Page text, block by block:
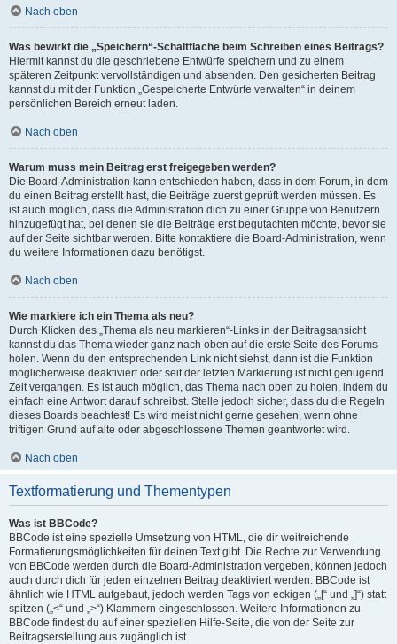
Nach oben
Was bewirkt die „Speichern“-Schaltfläche beim Schreiben eines Beitrags?
Hiermit kannst du die geschriebene Entwürfe speichern und zu einem
späteren Zeitpunkt vervollständigen und absenden. Den gesicherten Beitrag
kannst du mit der Funktion „Gespeicherte Entwürfe verwalten“ in deinem
persönlichen Bereich erneut laden.
Nach oben
Warum muss mein Beitrag erst freigegeben werden?
Die Board-Administration kann entschieden haben, dass in dem Forum, in dem
du einen Beitrag erstellt hast, die Beiträge zuerst geprüft werden müssen. Es
ist auch möglich, dass die Administration dich zu einer Gruppe von Benutzern
hinzugefügt hat, bei denen sie die Beiträge erst begutachten möchte, bevor sie
auf der Seite sichtbar werden. Bitte kontaktiere die Board-Administration, wenn
du weitere Informationen dazu benötigst.
Nach oben
Wie markiere ich ein Thema als neu?
Durch Klicken des „Thema als neu markieren“-Links in der Beitragsansicht
kannst du das Thema wieder ganz nach oben auf die erste Seite des Forums
holen. Wenn du den entsprechenden Link nicht siehst, dann ist die Funktion
möglicherweise deaktiviert oder seit der letzten Markierung ist nicht genügend
Zeit vergangen. Es ist auch möglich, das Thema nach oben zu holen, indem du
einfach eine Antwort darauf schreibst. Stelle jedoch sicher, dass du die Regeln
dieses Boards beachtest! Es wird meist nicht gerne gesehen, wenn ohne
triftigen Grund auf alte oder abgeschlossene Themen geantwortet wird.
Nach oben
Textformatierung und Thementypen
Was ist BBCode?
BBCode ist eine spezielle Umsetzung von HTML, die dir weitreichende
Formatierungsmöglichkeiten für deinen Text gibt. Die Rechte zur Verwendung
von BBCode werden durch die Board-Administration vergeben, können jedoch
auch durch dich für jeden einzelnen Beitrag deaktiviert werden. BBCode ist
ähnlich wie HTML aufgebaut, jedoch werden Tags von eckigen („[“ und „]“) statt
spitzen („<“ und „>“) Klammern eingeschlossen. Weitere Informationen zu
BBCode findest du auf einer speziellen Hilfe-Seite, die von der Seite zur
Beitragserstellung aus zugänglich ist.